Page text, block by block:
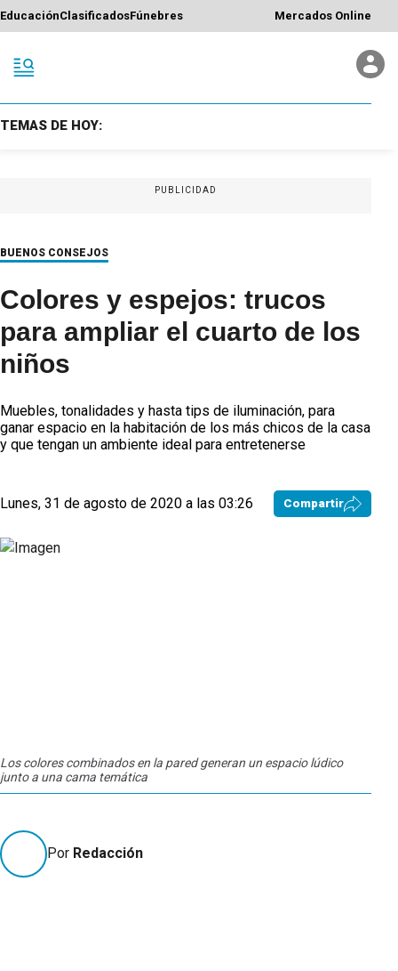
EducaciónClasificadosFúnebres Mercados Online
TEMAS DE HOY:
PUBLICIDAD
BUENOS CONSEJOS
Colores y espejos: trucos
para ampliar el cuarto de los
niños
Muebles, tonalidades y hasta tips de iluminación, para
ganar espacio en la habitación de los más chicos de la casa
y que tengan un ambiente ideal para entretenerse
Lunes, 31 de agosto de 2020 a las 03:26 Compartir
Los colores combinados en la pared generan un espacio lúdico
junto a una cama temática
Por Redacción